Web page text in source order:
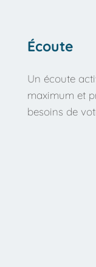
Écoute
Un écoute
maximum et
besoins de